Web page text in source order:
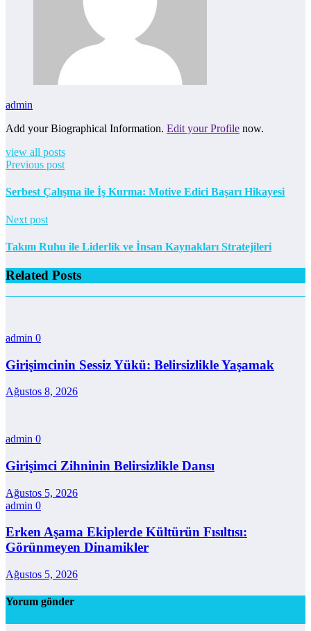
admin
Add your Biographical Information. Edit your Profile now.
view all posts
Previous post
Serbest Çalışma ile İş Kurma: Motive Edici Başarı Hikayesi
Next post
Takım Ruhu ile Liderlik ve İnsan Kaynakları Stratejileri
Related Posts
admin 0
Girişimcinin Sessiz Yükü: Belirsizlikle Yaşamak
Ağustos 8, 2026
admin 0
Girişimci Zihninin Belirsizlikle Dansı
Ağustos 5, 2026
admin 0
Erken Aşama Ekiplerde Kültürün Fısıltısı:
Görünmeyen Dinamikler
Ağustos 5, 2026
Yorum gönder